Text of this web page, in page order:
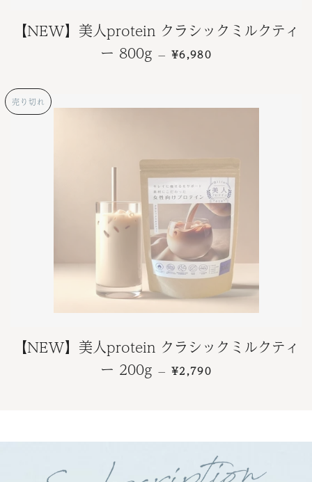
【NEW】美人protein クラシックミルクティ
ー 800g — 通常価格
¥6,980
売り切れ
【NEW】美人protein クラシックミルクティ
ー 200g — 通常価格
¥2,790